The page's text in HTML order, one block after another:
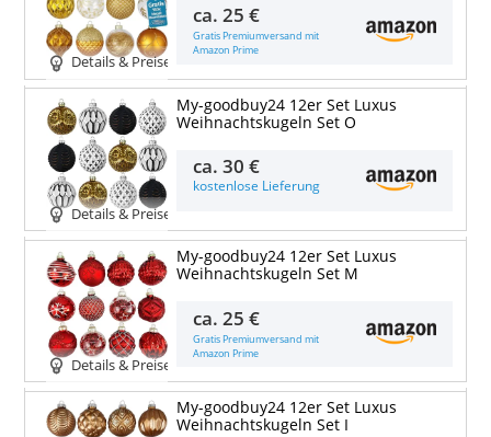
Details & Preise
ca.25 €
Gratis Premiumversand mit
Amazon Prime
Details & Preise
My-goodbuy24 12er Set Luxus
Weihnachtskugeln Set O
ca.30 €
kostenlose Lieferung
Details & Preise
My-goodbuy24 12er Set Luxus
Weihnachtskugeln Set M
ca.25 €
Gratis Premiumversand mit
Amazon Prime
My-goodbuy24 12er Set Luxus
Weihnachtskugeln Set I